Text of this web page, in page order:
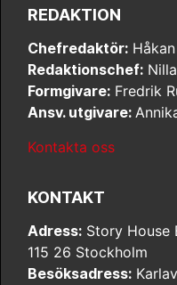
REDAKTION
Chefredaktör:
Redaktionschef:
Formgivare: Fredrik
Ansv. utgivare:
Kontakta oss
KONTAKT
Adress: Story House
115 26 Stockholm
Besöksadress: